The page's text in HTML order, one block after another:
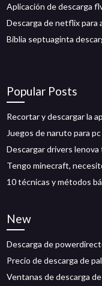
Aplicación de descarga
Descarga de netflix para
Biblia septuaginta
Popular Posts
Recortar y descargar la
Juegos de naruto para
Descargar drivers
Tengo minecraft,
10 técnicas y métodos
New
Descarga de
Precio de descarga de
Ventanas de descarga